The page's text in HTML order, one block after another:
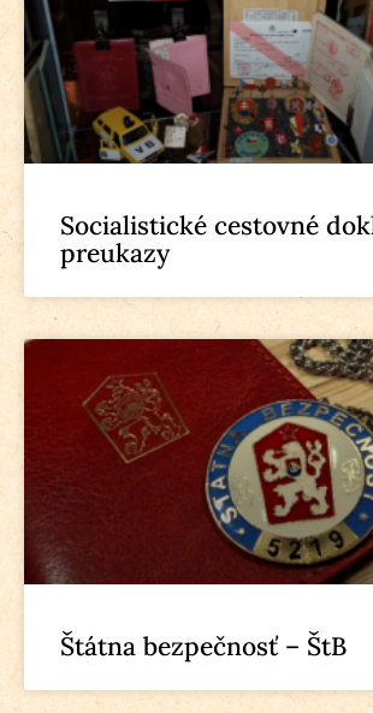
Socialistické cestovné
preukazy
Štátna bezpečnosť – ŠtB